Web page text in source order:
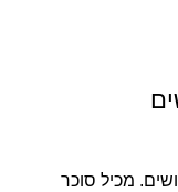
מכיל סוכר